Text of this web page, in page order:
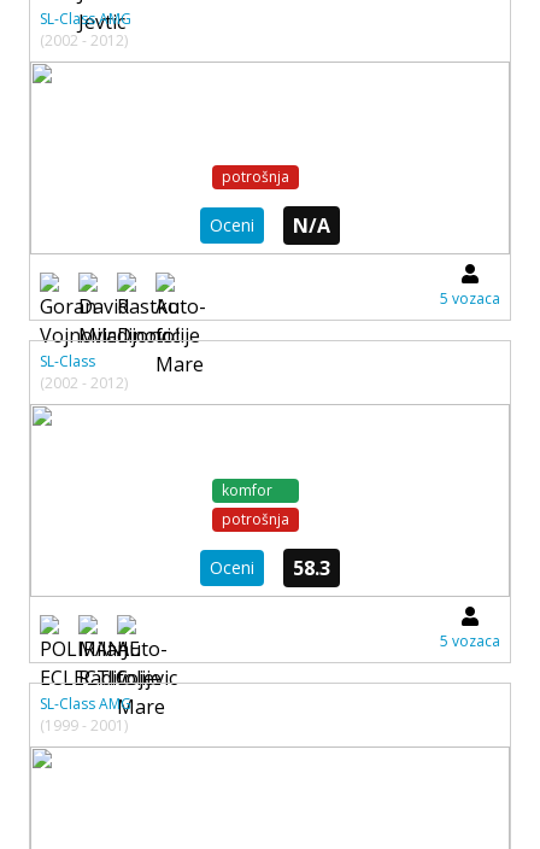
SL-Class AMG
(2002 - 2012)
potrošnja
Oceni N/A
5 vozaca
SL-Class
(2002 - 2012)
komfor
potrošnja
Oceni 58.3
5 vozaca
SL-Class AMG
(1999 - 2001)